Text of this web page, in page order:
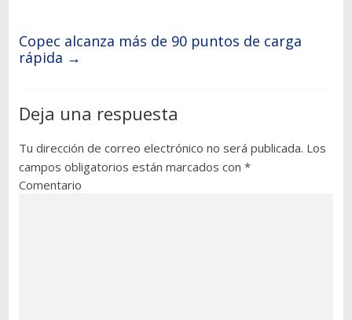
Copec alcanza más de 90 puntos de carga
rápida →
Deja una respuesta
Tu dirección de correo electrónico no será publicada. Los
campos obligatorios están marcados con *
Comentario